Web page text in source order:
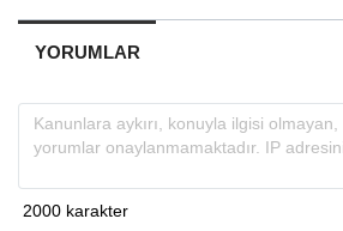
YORUMLAR